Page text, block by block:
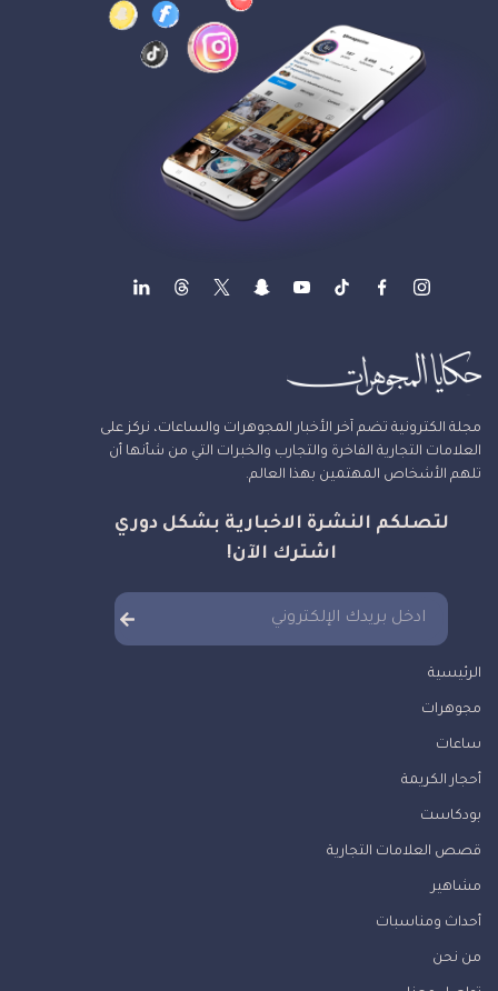
مجلة الكترونية تضم آخر الأخبار المجوهرات والساعات، نركز على
العلامات التجارية الفاخرة والتجارب والخبرات التي من شأنها أن
تلهم الأشخاص المهتمين بهذا العالم.
لتصلكم النشرة الاخبارية بشكل دوري
اشترك الآن!
الرئيسية
مجوهرات
ساعات
أحجار الكريمة
بودكاست
قصص العلامات التجارية
مشاهير
أحداث ومناسبات
من نحن